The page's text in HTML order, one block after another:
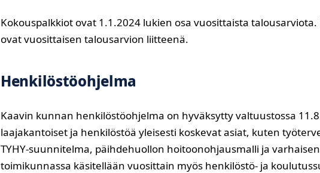
Kokouspalkkiot ovat 1.1.2024 lukien osa vuosittaista
ovat vuosittaisen talousarvion liitteenä.
Henkilöstöohjelma
Kaavin kunnan henkilöstöohjelma on hyväksytty valtuustossa
laajakantoiset ja henkilöstöä yleisesti koskevat asiat, kuten
TYHY-suunnitelma, päihdehuollon hoitoonohjausmalli ja
toimikunnassa käsitellään vuosittain myös henkilöstö- ja